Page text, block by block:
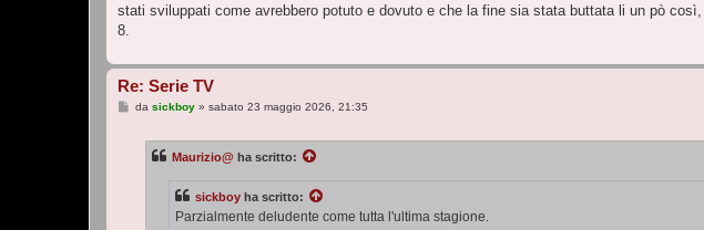
stati sviluppati come avrebbero potuto e dovuto e che la fine sia stata buttata li un pò
8.
Re: Serie TV
Mda sickboy» sabato 23 maggio 2026, 21:35
Maurizio@ ha scritto:
sickboy ha scritto:
Parzialmente deludente come tutta l'ultima stagione.